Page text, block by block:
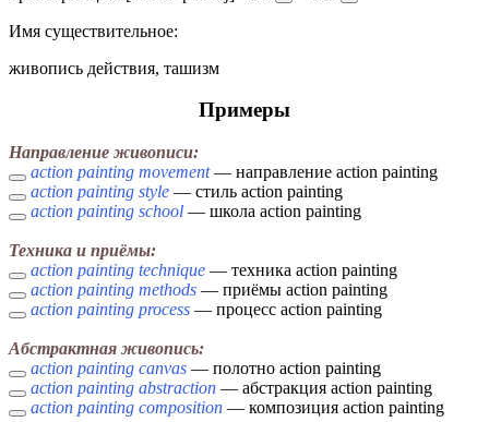
Имя cуществительное:
живопись действия, ташизм
Примеры
Направление живописи:
action painting movement— направление action painting
action painting style — стиль action painting
action painting school — школа action painting
Техника и приёмы:
action painting technique — техника action painting
action painting methods — приёмы action painting
action painting process — процесс action painting
Абстрактная живопись:
action painting canvas — полотно action painting
action painting abstraction — абстракция action painting
action painting composition — композиция action painting